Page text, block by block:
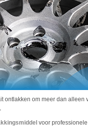
ontlakken om meer dan alleen
voor